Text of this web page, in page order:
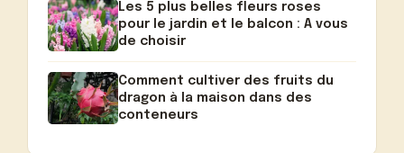
Les 5 plus belles fleurs roses
pour le jardin et le balcon : A vous
de choisir
Comment cultiver des fruits du
dragon à la maison dans des
conteneurs